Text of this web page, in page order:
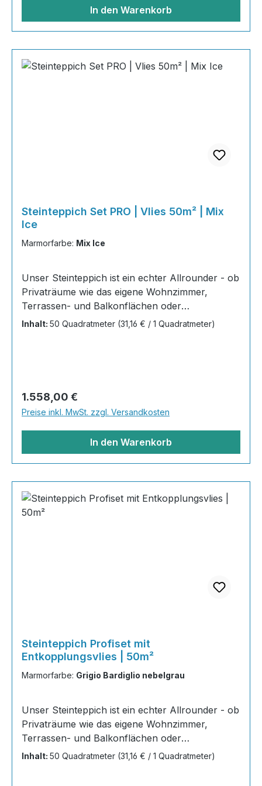
In den Warenkorb
Steinteppich Set PRO | Vlies 50m² | Mix
Ice
Marmorfarbe: Mix Ice
Unser Steinteppich ist ein echter Allrounder - ob
Privaträume wie das eigene Wohnzimmer,
Terrassen- und Balkonflächen oder
Gewerbeobjekte und Austellungsräume; unsere
und einfach zu verlegen. Stöbern Sie in unserem
Shop nach Ihrer Lieblingsfarbe und legen Sie
gleich los!Inhalt 20x25kg Marmorsteine 10kg
Grundierung AT-EG30 40kg
Inhalt: 50 Quadratmeter (31,16 € / 1 Quadratmeter)
Regulärer Preis:
1.558,00 €
Preise inkl. MwSt. zzgl. Versandkosten
In den Warenkorb
Steinteppich Profiset mit
Entkopplungsvlies | 50m²
Marmorfarbe: Grigio Bardiglio nebelgrau
Unser Steinteppich ist ein echter Allrounder - ob
Privaträume wie das eigene Wohnzimmer,
Terrassen- und Balkonflächen oder
Gewerbeobjekte und Austellungsräume; unsere
Inhalt: 50 Quadratmeter (31,16 € / 1 Quadratmeter)